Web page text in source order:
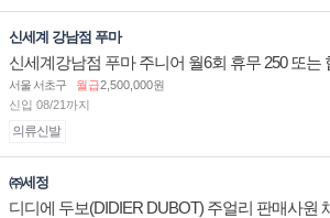
신세계 강남점 푸마
신세계강남점 푸마 주니어 월6회 휴무 250 또는
서울 서초구 월급2,500,000원
신입 08/21까지
의류신발
㈜세정
디디에 두보(DIDIER DUBOT) 주얼리 판매사원